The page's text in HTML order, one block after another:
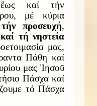
καί τήν
μέ κύρια
τήν προσευχή,
τή νηστεία
μας,
Πάθη καί
μας Ἰησοῦ
Πάσχα καί
τό Πάσχα